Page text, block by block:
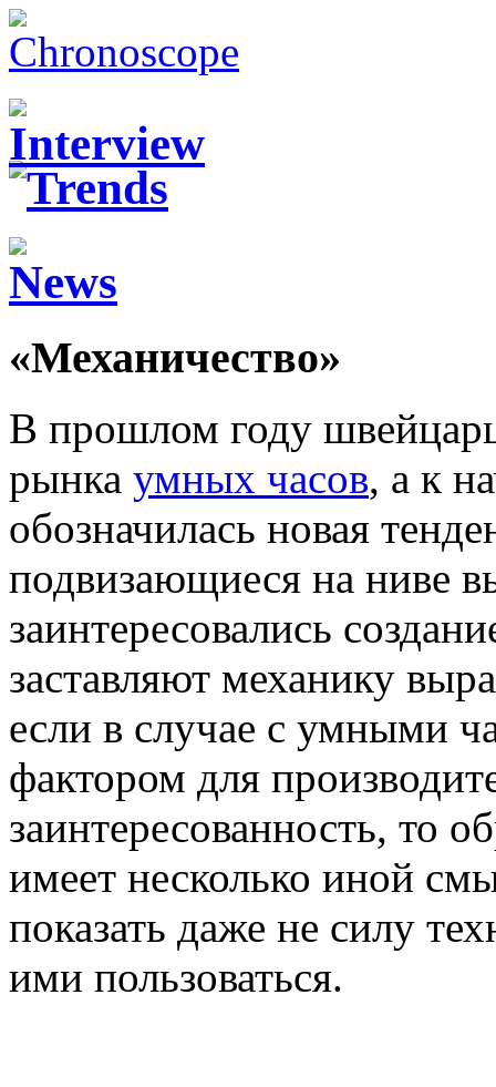
«Механичество»
В прошлом году
рынка умных часов, а к
обозначилась новая
подвизающиеся на ниве
заинтересовались
заставляют механику
если в случае с умными
фактором для
заинтересованность, то
имеет несколько иной
показать даже не силу
ими пользоваться.